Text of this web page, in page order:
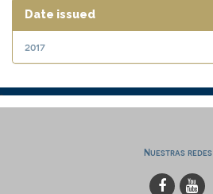
Date issued
2017
Nuestras redes